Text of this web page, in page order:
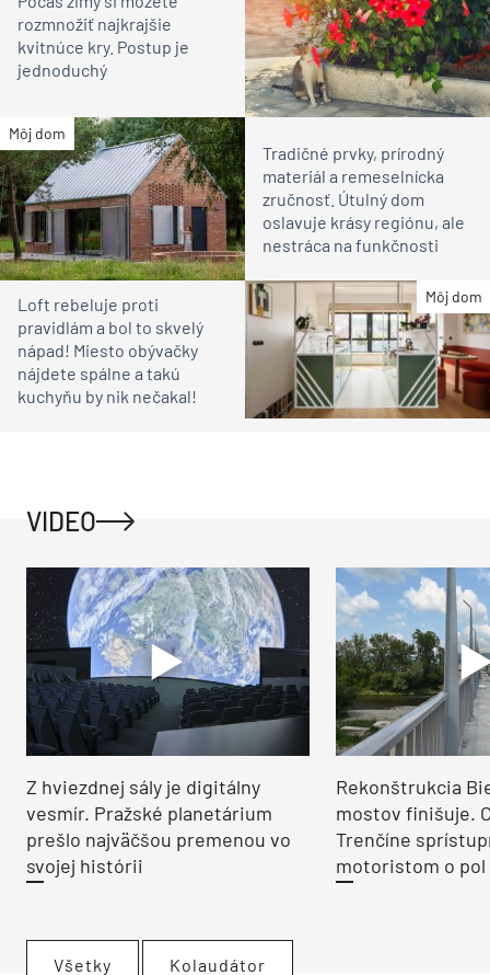
rozmnožiť najkrajšie
kvitnúce kry. Postup je
jednoduchý
Môj dom
Tradičné prvky, prírodný
materiál a remeselnícka
zručnosť. Útulný dom
oslavuje krásy regiónu, ale
nestráca na funkčnosti
Môj dom
Loft rebeluje proti
pravidlám a bol to skvelý
nápad! Miesto obývačky
nájdete spálne a takú
kuchyňu by nik nečakal!
VIDEO
Z hviezdnej sály je digitálny
vesmír. Pražské planetárium
prešlo najväčšou premenou vo
svojej histórii
Rekonštrukcia
mostov finišuje.
Trenčíne
motoristom o pol
Všetky Kolaudátor